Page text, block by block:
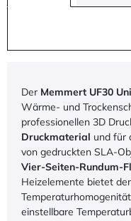
Der Memmert UF30
Wärme- und
professionellen 3D
Druckmaterial und für
von gedruckten SLA-
Vier-Seiten-Rundum-
Heizelemente bietet
einstellbare